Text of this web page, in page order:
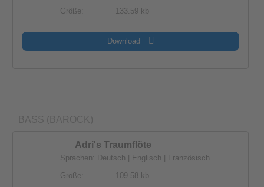
Größe:
133.59 kb
Download
Adri's Traumflöte
Sprachen: Deutsch | Englisch | Französisch
Größe:
109.58 kb